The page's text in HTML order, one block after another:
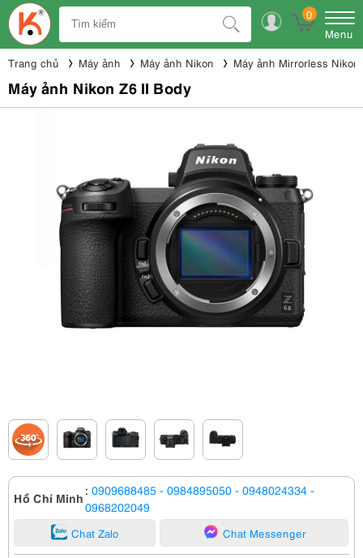
0
Menu
Trang chủ Máy ảnh Máy ảnh Nikon Máy ảnh Mirrorless Nikon
Máy ảnh Nikon Z6 II Body
Hồ Chí Minh : 0909688485 - 0984895050 - 0948024334 -
0968202049
Chat Zalo Chat Messenger